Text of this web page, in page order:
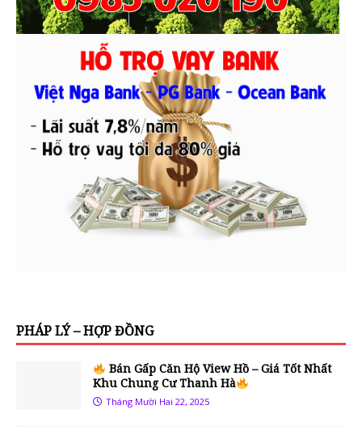
PHÁP LÝ – HỢP ĐỒNG
Bán Gấp Căn Hộ View Hồ – Giá Tốt Nhất
Khu Chung Cư Thanh Hà
Tháng Mười Hai 22, 2025